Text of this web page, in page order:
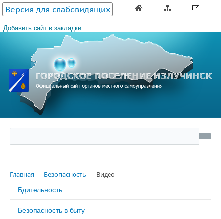
Версия для слабовидящих
Добавить сайт в закладки
Главная Безопасность Видео
Бдительность
Безопасность в быту